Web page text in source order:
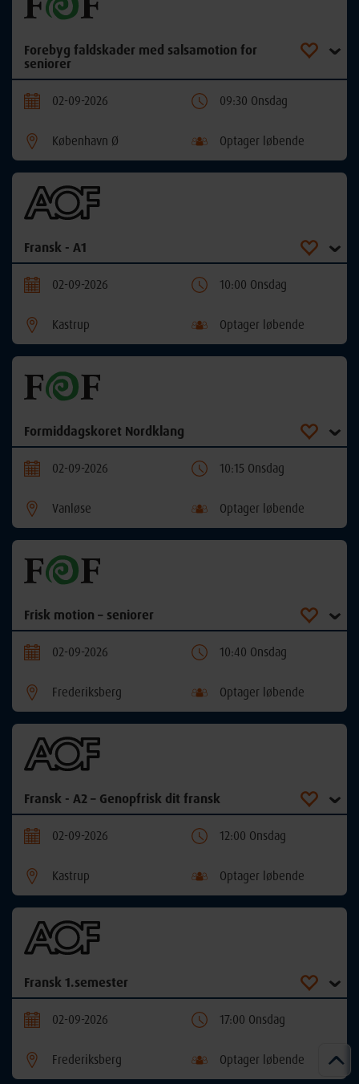
Forebyg faldskader med salsamotion for
seniorer
02-09-2026 09:30 Onsdag
København Ø Optager løbende
Fransk - A1
02-09-2026 10:00 Onsdag
Kastrup Optager løbende
Formiddagskoret Nordklang
02-09-2026 10:15 Onsdag
Vanløse Optager løbende
Frisk motion – seniorer
02-09-2026 10:40 Onsdag
Frederiksberg Optager løbende
Fransk - A2 – Genopfrisk dit fransk
02-09-2026 12:00 Onsdag
Kastrup Optager løbende
Fransk 1.semester
02-09-2026 17:00 Onsdag
Frederiksberg Optager løbende